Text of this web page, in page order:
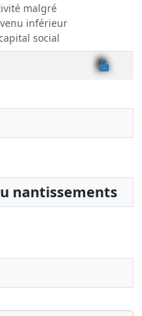
malgré
inférieur
social
dépôt des
nantissements